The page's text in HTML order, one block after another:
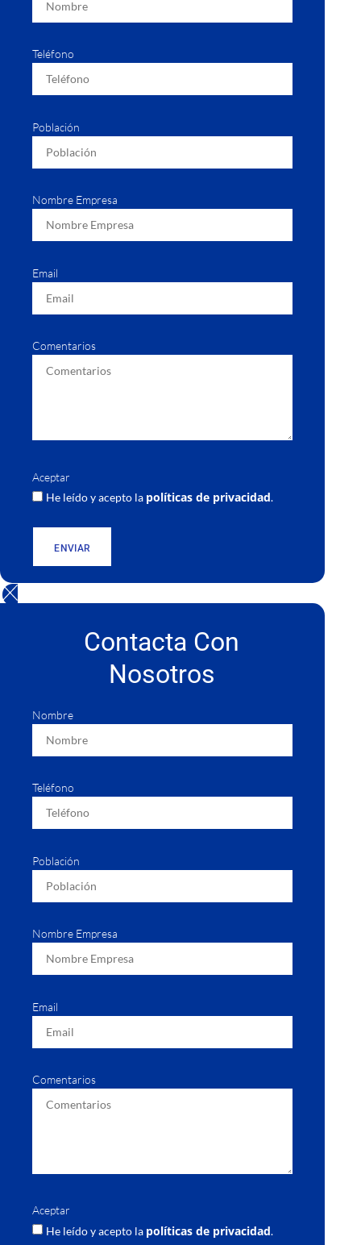
Teléfono
Población
Nombre Empresa
Email
Comentarios
Aceptar
He leído y acepto la políticas de privacidad.
ENVIAR
Contacta Con
Nosotros
Nombre
Teléfono
Población
Nombre Empresa
Email
Comentarios
Aceptar
He leído y acepto la políticas de privacidad.